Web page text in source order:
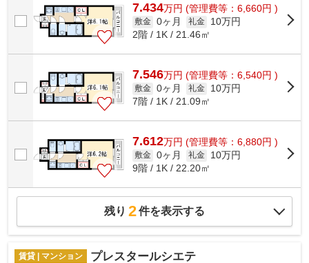
7.434万円 (管理費等：6,660円 )
敷金 0ヶ月 礼金
10万円
2階 / 1K / 21.46㎡
7.546万円 (管理費等：6,540円 )
敷金 0ヶ月 礼金
10万円
7階 / 1K / 21.09㎡
7.612万円 (管理費等：6,880円 )
敷金 0ヶ月 礼金
10万円
9階 / 1K / 22.20㎡
残り 2件を表示する
賃貸 | マンション プレスタールシエテ